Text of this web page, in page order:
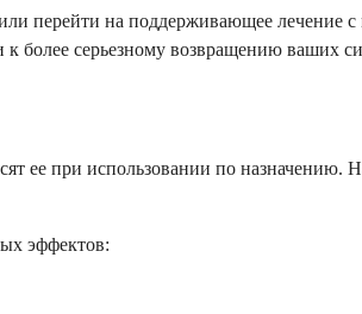
перейти на поддерживающее
к более серьезному возвращению ваших
ее при использовании по назначению.
эффектов: